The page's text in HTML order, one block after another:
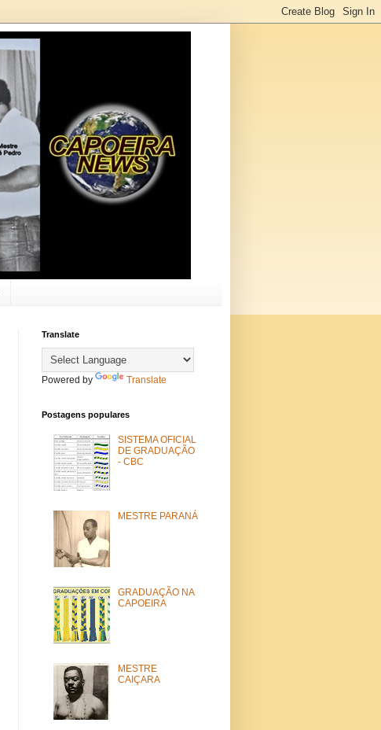
Translate
Powered by Translate
Postagens populares
SISTEMA OFICIAL
DE GRADUAÇÃO
- CBC
MESTRE PARANÁ
GRADUAÇÃO NA
CAPOEIRA
MESTRE
CAIÇARA